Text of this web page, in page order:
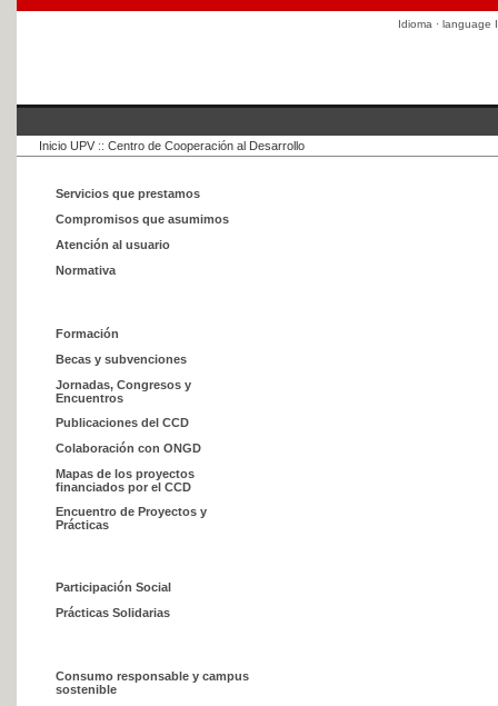
Idioma · language I
Inicio UPV :: Centro de Cooperación al Desarrollo
Servicios que prestamos
Compromisos que asumimos
Atención al usuario
Normativa
Formación
Becas y subvenciones
Jornadas, Congresos y
Encuentros
Publicaciones del CCD
Colaboración con ONGD
Mapas de los proyectos
financiados por el CCD
Encuentro de Proyectos y
Prácticas
Participación Social
Prácticas Solidarias
Consumo responsable y campus
sostenible